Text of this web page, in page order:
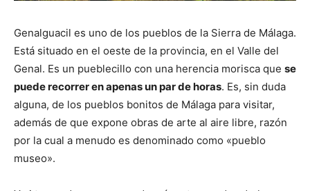
Genalguacil es uno de los pueblos de la Sierra de Málaga.
Está situado en el oeste de la provincia, en el Valle del
Genal. Es un pueblecillo con una herencia morisca que se
puede recorrer en apenas un par de horas. Es, sin duda
alguna, de los pueblos bonitos de Málaga para visitar,
además de que expone obras de arte al aire libre, razón
por la cual a menudo es denominado como «pueblo
museo».